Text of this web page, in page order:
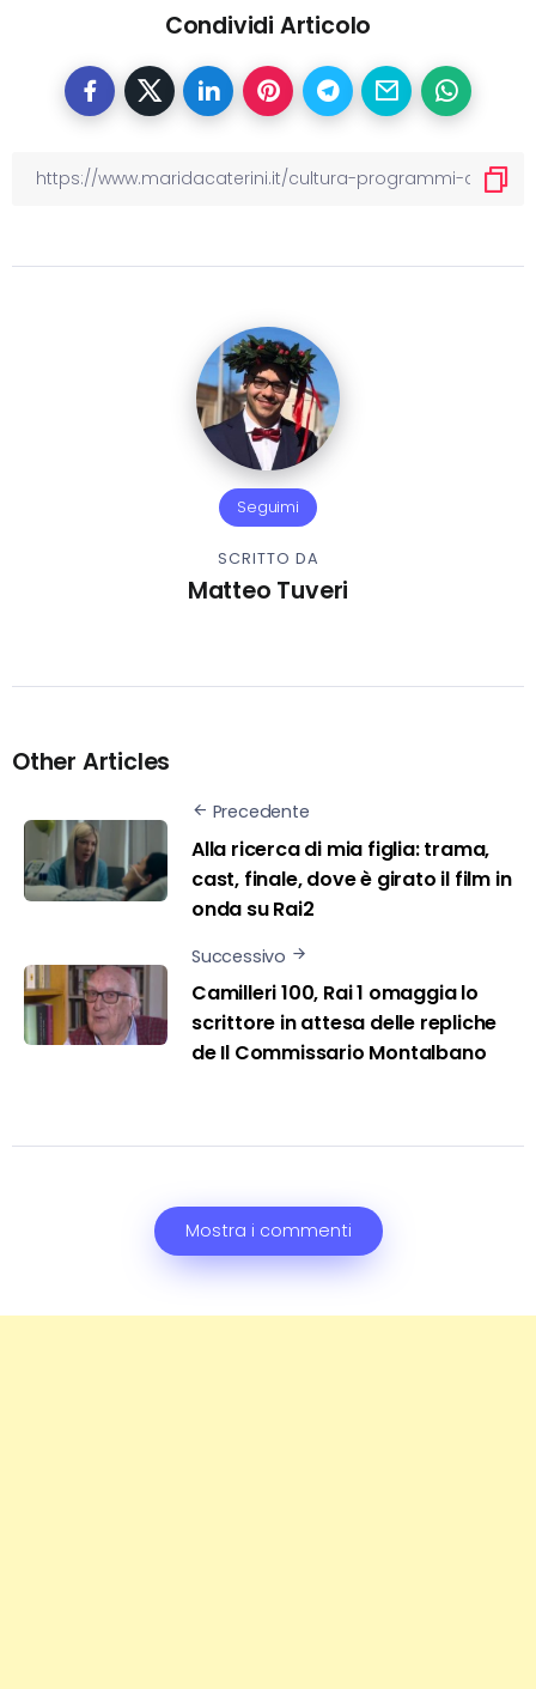
Condividi Articolo
Seguimi
SCRITTO DA
Matteo Tuveri
Other Articles
Precedente
Alla ricerca di mia figlia: trama,
cast, finale, dove è girato il film in
onda su Rai2
Successivo
Camilleri 100, Rai 1 omaggia lo
scrittore in attesa delle repliche
de Il Commissario Montalbano
Mostra i commenti